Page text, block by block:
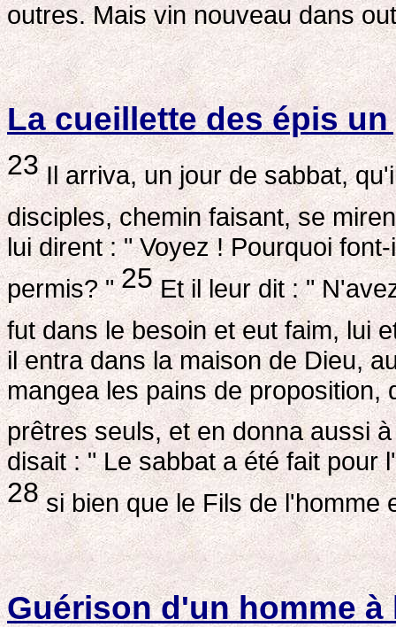
outres. Mais vin nouveau dans
La cueillette des épis
23Il arriva, un jour de sabbat,
disciples, chemin faisant, se
lui dirent : " Voyez ! Pourquoi
permis? "25Et il leur dit : "
fut dans le besoin et eut faim, lui
il entra dans la maison de Dieu,
mangea les pains de
prêtres seuls, et en donna aussi
disait : " Le sabbat a été fait pour
28si bien que le Fils de l'homme
Guérison d'un homme à